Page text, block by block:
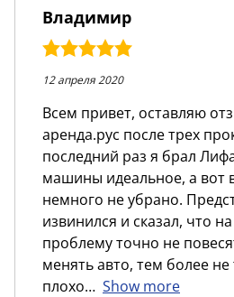
Владимир
5,0
rating
12 апреля 2020
Всем привет, оставляю
аренда.рус после трех
последний раз я брал
машины идеальное, а вот
немного не убрано.
извинился и сказал, что
проблему точно не
менять авто, тем более не
плохо
Show more